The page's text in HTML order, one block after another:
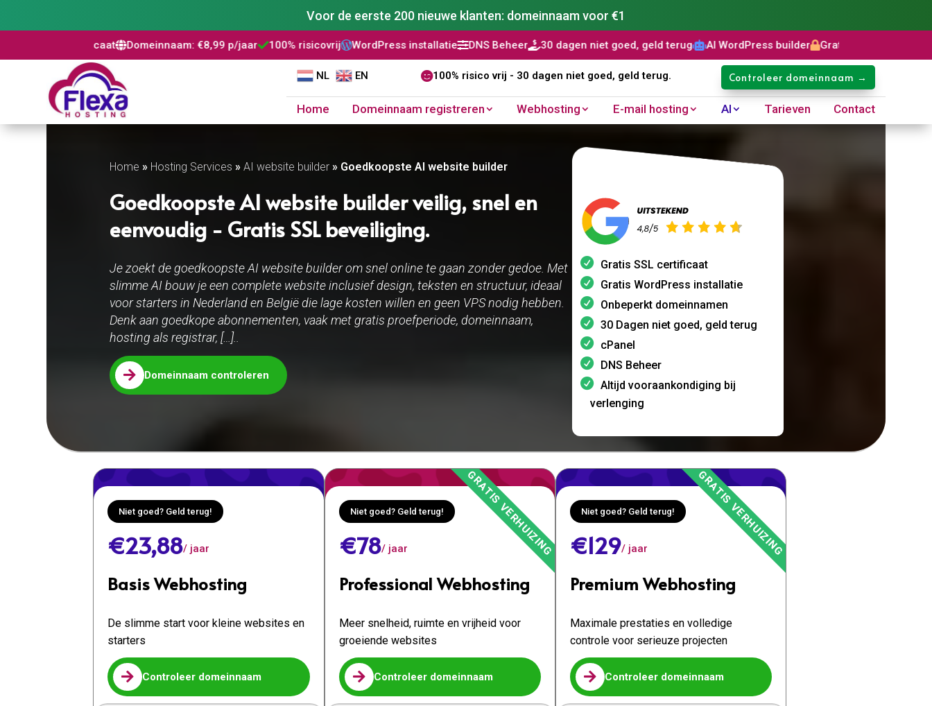
Voor de eerste 200 nieuwe klanten: domeinnaam voor €1
Domeinnaam: €8,99 p/jaar100% risicovrijWordPress installatieDNS Beheer30 dagen niet goed, geld terug AI WordPress builder Gratis SSL certificaatDomeinnaam:
NL EN 100% risico vrij - 30 dagen niet goed, geld terug. Controleer domeinnaam →
Home Domeinnaam registreren Webhosting E-mail hosting AI Tarieven Contact
Home » Hosting Services » AI website builder​» Goedkoopste AI website builder
Goedkoopste AI website builder veilig, snel en
eenvoudig - Gratis SSL beveiliging.
Je zoekt de goedkoopste AI website builder om snel online te gaan zonder gedoe. Met
slimme AI bouw je een complete website inclusief design, teksten en structuur, ideaal
voor starters in Nederland en België die lage kosten willen en geen VPS nodig hebben.
Denk aan goedkope abonnementen, vaak met gratis proefperiode, domeinnaam,
hosting als registrar, […]..
 Domeinnaam controleren
Gratis SSL certificaat
Gratis WordPress installatie
Onbeperkt domeinnamen
30 Dagen niet goed, geld terug
cPanel
DNS Beheer
Altijd vooraankondiging bij
verlenging
Niet goed? Geld terug!
€23,88/ jaar
Basis Webhosting
De slimme start voor kleine websites en
starters
 Controleer domeinnaam
Niet goed? Geld terug!
€78/ jaar
Professional Webhosting
Meer snelheid, ruimte en vrijheid voor
groeiende websites
 Controleer domeinnaam
Niet goed? Geld terug!
€129/ jaar
Premium Webhosting
Maximale prestaties en volledige
controle voor serieuze projecten
 Controleer domeinnaam